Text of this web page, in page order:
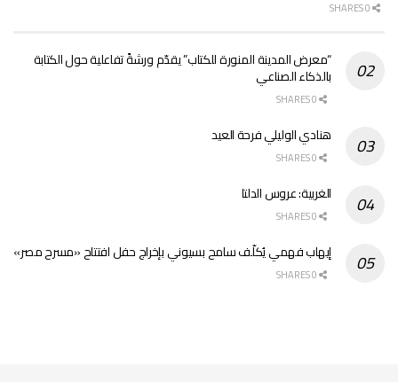
“معرض المدينة المنورة للكتاب” يقدّم ورشةً تفاعلية حول الكتابة
بالذكاء الصناعي
هنادي الوليلي فرحة العيد
الغربية: عروس الدلتا
إيهاب فهمي يُكلّف سامح بسيوني بإخراج حفل افتتاح «مسرح مصر»